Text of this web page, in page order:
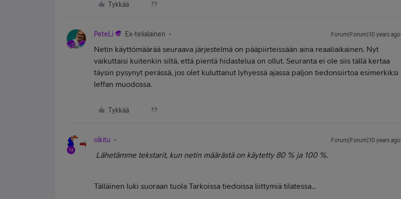
Tykkää
PeteLi Ex-telialainen Forum|Forum|10 years ago
Netin käyttömäärää seuraava järjestelmä on pääpiirteissään aina reaaliaikainen. Nyt
vaikuttaisi kuitenkin siltä, että pientä hidastelua on ollut. Seuranta ei ole siis tällä kertaa
täysin pysynyt perässä, jos olet kuluttanut lyhyessä ajassa paljon tiedonsiirtoa esimerkiksi
leffan muodossa.
Tykkää
olkitu Forum|Forum|10 years ago
Lähetämme tekstarit, kun netin määrästä on käytetty 80 % ja 100 %.
Tälläinen luki suoraan tuola Tarkoissa tiedoissa liittymiä tilatessa...